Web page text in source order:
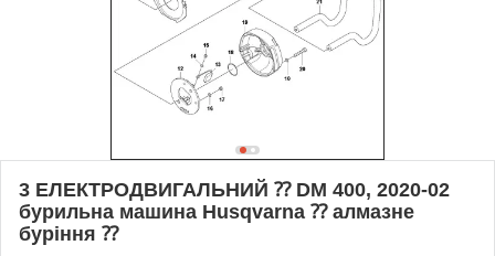
3 ЕЛЕКТРОДВИГАЛЬНИЙ ⁇ DM 400, 2020-02
бурильна машина Husqvarna ⁇ алмазне
буріння ⁇